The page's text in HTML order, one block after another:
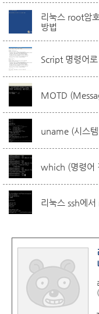
리눅스 root암
방법
Script 명령어로
MOTD
uname (시스
which (명령어
리눅스 ssh에